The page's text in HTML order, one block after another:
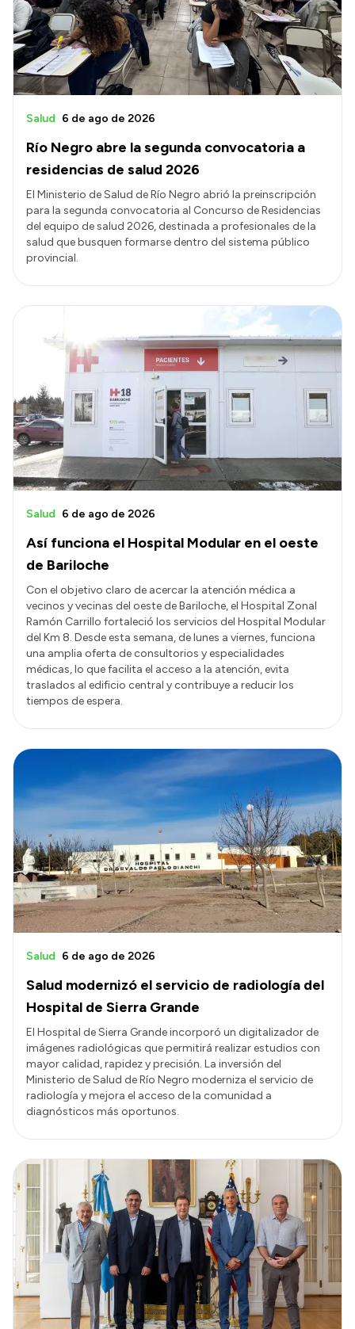
Río Negro abre la segunda convocatoria a
residencias de salud 2026
Salud 6 de ago de 2026
El Ministerio de Salud de Río Negro abrió la preinscripción
para la segunda convocatoria al Concurso de Residencias
del equipo de salud 2026, destinada a profesionales de la
salud que busquen formarse dentro del sistema público
provincial.
Así funciona el Hospital Modular en el oeste
de Bariloche
Salud 6 de ago de 2026
Con el objetivo claro de acercar la atención médica a
vecinos y vecinas del oeste de Bariloche, el Hospital Zonal
Ramón Carrillo fortaleció los servicios del Hospital Modular
del Km 8. Desde esta semana, de lunes a viernes, funciona
una amplia oferta de consultorios y especialidades
médicas, lo que facilita el acceso a la atención, evita
traslados al edificio central y contribuye a reducir los
tiempos de espera.
Salud modernizó el servicio de radiología del
Hospital de Sierra Grande
Salud 6 de ago de 2026
El Hospital de Sierra Grande incorporó un digitalizador de
imágenes radiológicas que permitirá realizar estudios con
mayor calidad, rapidez y precisión. La inversión del
Ministerio de Salud de Río Negro moderniza el servicio de
radiología y mejora el acceso de la comunidad a
diagnósticos más oportunos.